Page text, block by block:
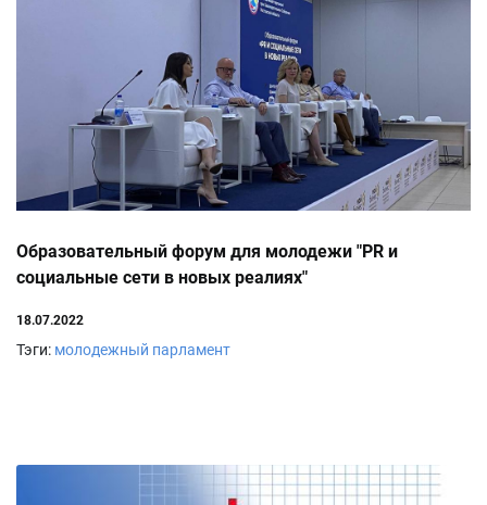
Образовательный форум для молодежи "PR и
социальные сети в новых реалиях"
18.07.2022
Тэги: молодежный парламент